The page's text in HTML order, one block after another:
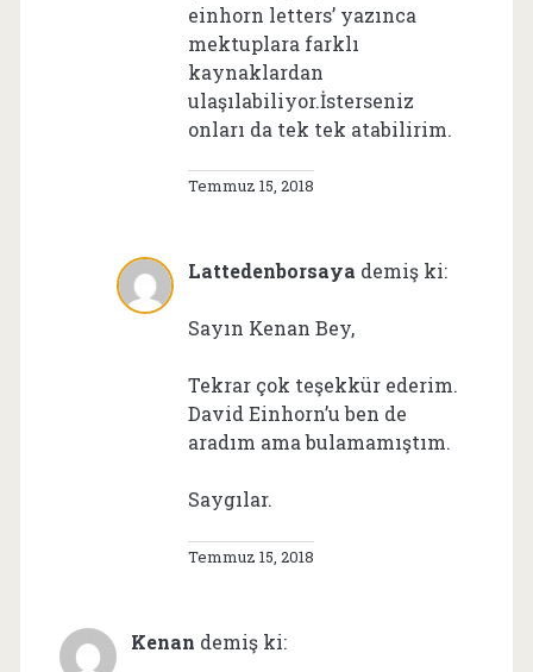
einhorn letters’ yazınca
mektuplara farklı
kaynaklardan
ulaşılabiliyor.İsterseniz
onları da tek tek atabilirim.
Temmuz 15, 2018
Lattedenborsaya demiş ki:
Sayın Kenan Bey,
Tekrar çok teşekkür ederim.
David Einhorn’u ben de
aradım ama bulamamıştım.
Saygılar.
Temmuz 15, 2018
Kenan demiş ki: